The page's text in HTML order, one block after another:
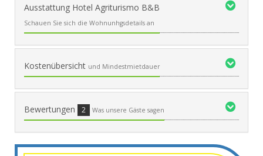
Ausstattung Hotel Agriturismo B&B
Schauen Sie sich die Wohnunhgsdetails an
Kostenübersicht und Mindestmietdauer
Bewertungen 2 Was unsere Gäste sagen